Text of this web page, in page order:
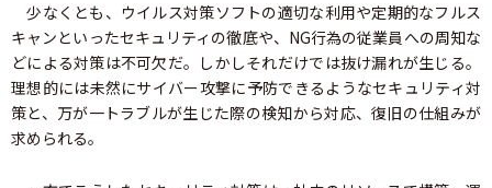
少なくとも、ウイルス対策ソフトの適切な利用や定期的なフルス
キャンといったセキュリティの徹底や、NG行為の従業員への周知な
どによる対策は不可欠だ。しかしそれだけでは抜け漏れが生じる。
理想的には未然にサイバー攻撃に予防できるようなセキュリティ対
策と、万が一トラブルが生じた際の検知から対応、復旧の仕組みが
求められる。